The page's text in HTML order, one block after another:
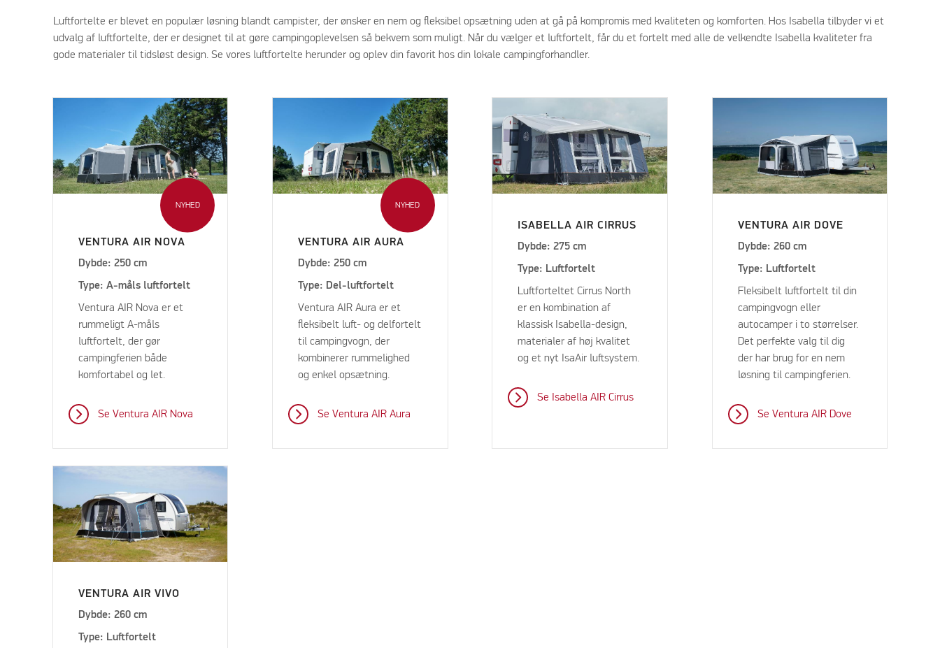
Luftfortelte er blevet en populær løsning blandt campister, der ønsker en nem og fleksibel opsætning uden at gå på kompromis med kvaliteten og komforten. Hos Isabella tilbyder vi et
udvalg af luftfortelte, der er designet til at gøre campingoplevelsen så bekvem som muligt. Når du vælger et luftfortelt, får du et fortelt med alle de velkendte Isabella kvaliteter fra
gode materialer til tidsløst design. Se vores luftfortelte herunder og oplev din favorit hos din lokale campingforhandler.
NYHED
VENTURA AIR NOVA
Dybde: 250 cm
Type: A-måls luftfortelt
Ventura AIR Nova er et
rummeligt A-måls
luftfortelt, der gør
campingferien både
komfortabel og let.
Se Ventura AIR Nova
NYHED
VENTURA AIR AURA
Dybde: 250 cm
Type: Del-luftfortelt
Ventura AIR Aura er et
fleksibelt luft- og delfortelt
til campingvogn, der
kombinerer rummelighed
og enkel opsætning.
Se Ventura AIR Aura
ISABELLA AIR CIRRUS
Dybde: 275 cm
Type: Luftfortelt
Luftforteltet Cirrus North
er en kombination af
klassisk Isabella-design,
materialer af høj kvalitet
og et nyt IsaAir luftsystem.
Se Isabella AIR Cirrus
VENTURA AIR DOVE
Dybde: 260 cm
Type: Luftfortelt
Fleksibelt luftfortelt til din
campingvogn eller
autocamper i to størrelser.
Det perfekte valg til dig
der har brug for en nem
løsning til campingferien.
Se Ventura AIR Dove
VENTURA AIR VIVO
Dybde: 260 cm
Type: Luftfortelt